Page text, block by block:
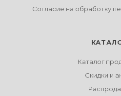
Согласие на обработку
Каталог
Скидки и